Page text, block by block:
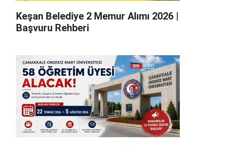
Keşan Belediye 2 Memur Alımı 2026 |
Başvuru Rehberi